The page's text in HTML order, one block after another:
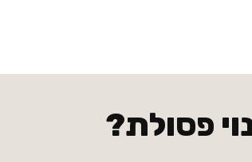
פסולת?